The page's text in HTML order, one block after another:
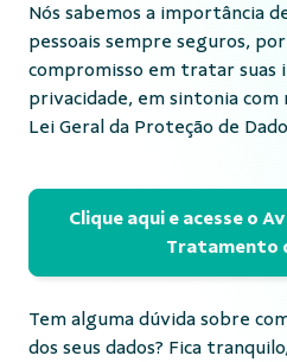
Nós sabemos a importância
pessoais sempre seguros,
compromisso em tratar suas
privacidade, em sintonia com
Lei Geral da Proteção de
Clique aqui e acesse o
Tratamento
Tem alguma dúvida sobre
dos seus dados? Fica